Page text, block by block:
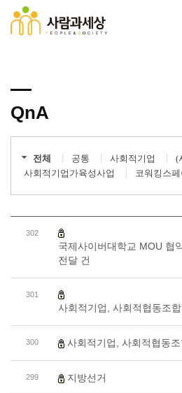
QnA
전체 공통 사회적기업
(
사회적기업가육성사업
코워킹스
302
국제사이버대학교 MOU 협
전달 건
301
사회적기업, 사회적협동조
300 사회적기업, 사회적협동
299 지방선거